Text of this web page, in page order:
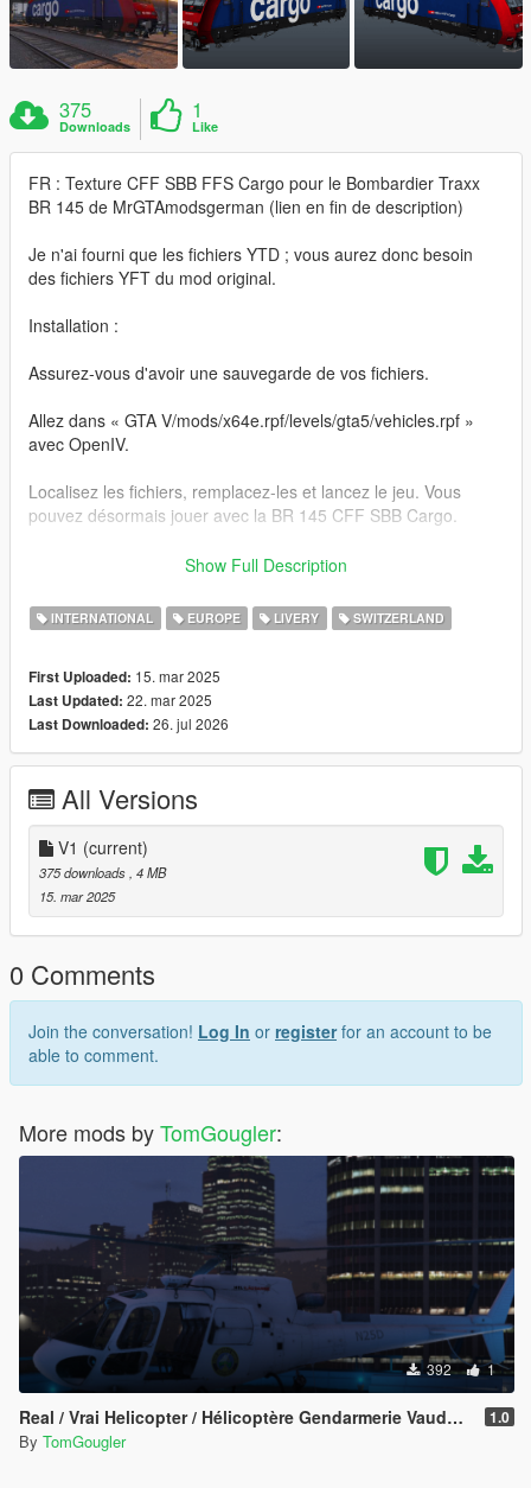
375
Downloads
1
Like
FR : Texture CFF SBB FFS Cargo pour le Bombardier Traxx
BR 145 de MrGTAmodsgerman (lien en fin de description)
Je n'ai fourni que les fichiers YTD ; vous aurez donc besoin
des fichiers YFT du mod original.
Installation :
Assurez-vous d'avoir une sauvegarde de vos fichiers.
Allez dans « GTA V/mods/x64e.rpf/levels/gta5/vehicles.rpf »
avec OpenIV.
Localisez les fichiers, remplacez-les et lancez le jeu. Vous
pouvez désormais jouer avec la BR 145 CFF SBB Cargo.
EN : CFF SBB FFS Cargo texture for the Bombardier Traxx BR
I have only provided the ytd files, so you need the yft files from
Installation :
Make sure to have a back up of your files
Got to "GTA V/mods/x64e.rpf/levels/gta5/vehicles.rpf" with
OpenIV
Locate the files and replace them and start the game and now
you can play with the BR 145 CFF SBB Cargo
Original : https://www.gta5-mods.com/vehicles/german-railcar-
bombadier-traxx-db-br-145-train-mod-enterable
Show Full Description
INTERNATIONAL EUROPE LIVERY SWITZERLAND
First Uploaded: 15. mar 2025
Last Updated: 22. mar 2025
Last Downloaded: 26. jul 2026
All Versions
V1 (current)
375 downloads , 4 MB
15. mar 2025
0 Comments
Join the conversation! Log In or registerfor an account to be
able to comment.
More mods byTomGougler:
392 1
Real / Vrai Helicopter / Hélicoptère Gendarmerie Vaudoise Swiss / Suisse AS-350 Skin 1.0
By TomGougler